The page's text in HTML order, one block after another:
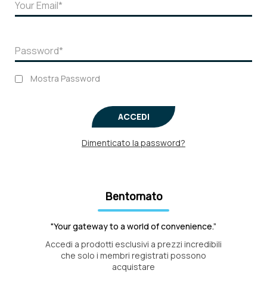
Mostra Password
ACCEDI
Dimenticato la password?
Bentornato
"Your gateway to a world of convenience.”
Accedi a prodotti esclusivi a prezzi incredibili
che solo i membri registrati possono
acquistare